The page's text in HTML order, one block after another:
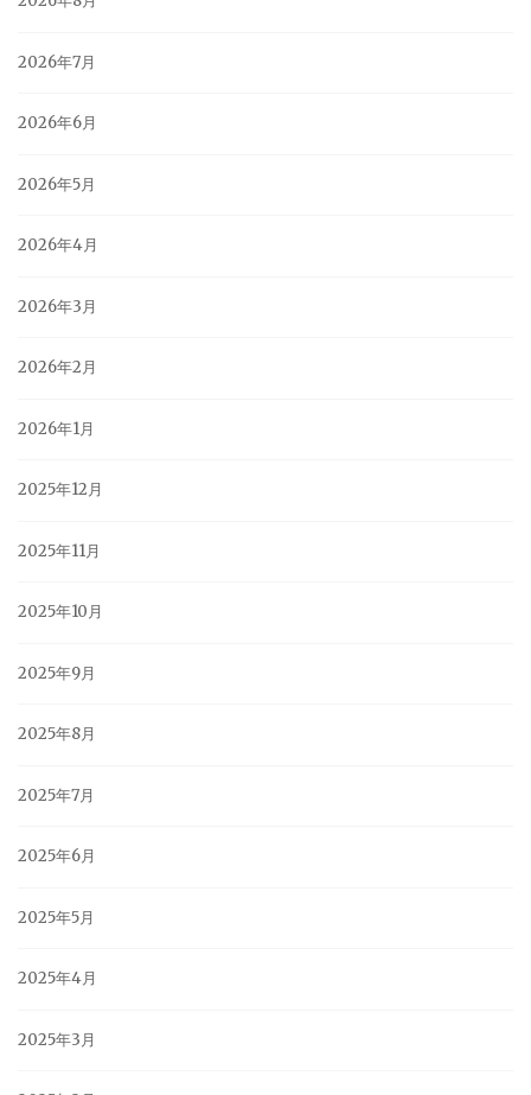
2026年7月
2026年6月
2026年5月
2026年4月
2026年3月
2026年2月
2026年1月
2025年12月
2025年11月
2025年10月
2025年9月
2025年8月
2025年7月
2025年6月
2025年5月
2025年4月
2025年3月